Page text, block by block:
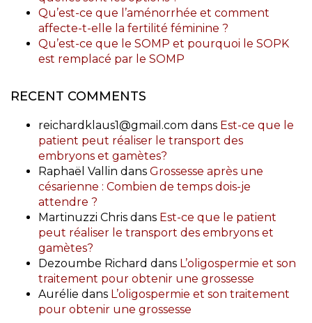
Qu’est-ce que l’aménorrhée et comment
affecte-t-elle la fertilité féminine ?
Qu’est-ce que le SOMP et pourquoi le SOPK
est remplacé par le SOMP
RECENT COMMENTS
reichardklaus1@gmail.com dans Est-ce que le
patient peut réaliser le transport des
embryons et gamètes?
Raphaël Vallin dans Grossesse après une
césarienne : Combien de temps dois-je
attendre ?
Martinuzzi Chris dans Est-ce que le patient
peut réaliser le transport des embryons et
gamètes?
Dezoumbe Richard dans L’oligospermie et son
traitement pour obtenir une grossesse
Aurélie dans L’oligospermie et son traitement
pour obtenir une grossesse